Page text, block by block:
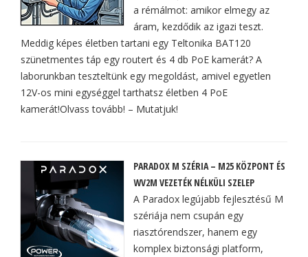
a rémálmot: amikor elmegy az
áram, kezdődik az igazi teszt.
Meddig képes életben tartani egy Teltonika BAT120
szünetmentes táp egy routert és 4 db PoE kamerát? A
laborunkban teszteltünk egy megoldást, amivel egyetlen
12V-os mini egységgel tarthatsz életben 4 PoE
kamerát!Olvass tovább! – Mutatjuk!
PARADOX M SZÉRIA – M25 KÖZPONT ÉS
WV2M VEZETÉK NÉLKÜLI SZELEP
A Paradox legújabb fejlesztésű M
szériája nem csupán egy
riasztórendszer, hanem egy
komplex biztonsági platform,